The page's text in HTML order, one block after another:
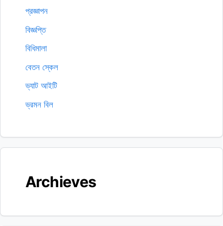
প্রজ্ঞাপন
বিজ্ঞপ্তি
বিধিমালা
বেতন স্কেল
ভ্যাট আইটি
ভ্রমন বিল
Archieves